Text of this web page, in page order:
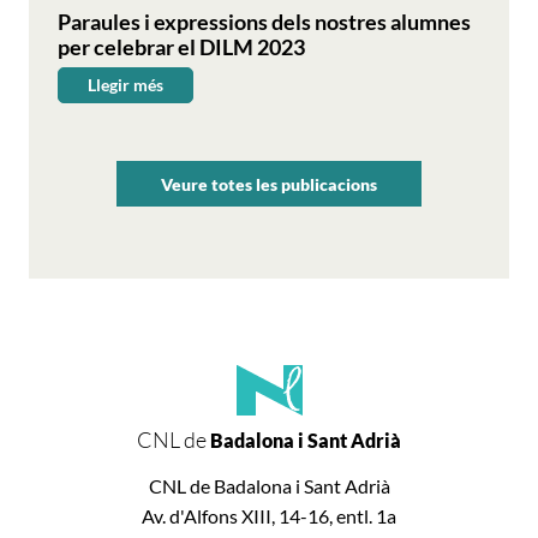
Paraules i expressions dels nostres alumnes
per celebrar el DILM 2023
Llegir més
dels
nostres
Veure totes les publicacions
CNL de Badalona i Sant Adrià
CNL de Badalona i Sant Adrià
Av. d'Alfons XIII, 14-16, entl. 1a